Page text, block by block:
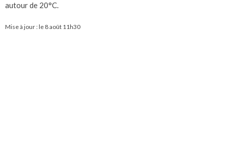
autour de 20°C.
Mise à jour : le 8 août 11h30